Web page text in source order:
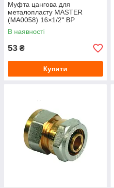
Муфта цангова для
металопласту MASTER
(MA0058) 16×1/2" ВР
В наявності
53 ₴
Купити